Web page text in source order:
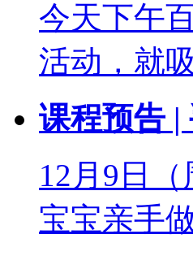
今天下午
活动，就
课程预告
12月9日
宝宝亲手